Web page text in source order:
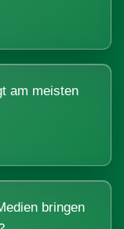
am meisten
bringen